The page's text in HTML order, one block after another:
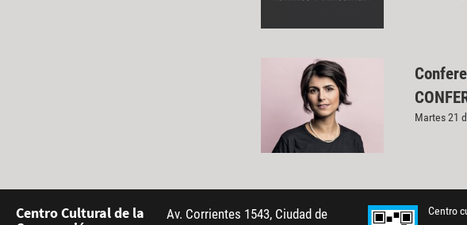
Martes 21
Centro Cultural de la
Av. Corrientes 1543, Ciudad de
Centro